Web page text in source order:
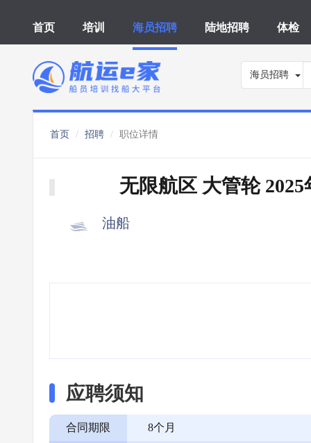
首页 培训 海员招聘 陆地招聘 体检
海员招聘
首页 招聘 职位详情
无限航区 大管轮 2025
油船
应聘须知
合同期限 8个月